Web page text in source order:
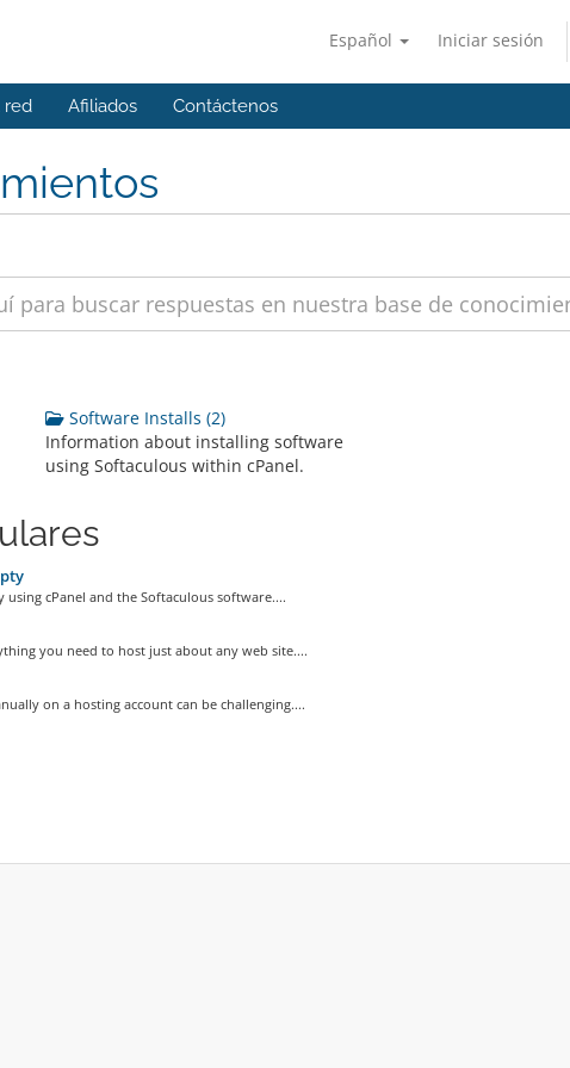
Español Iniciar sesión
red Afiliados Contáctenos
Software Installs (2)
Information about installing software
using Softaculous within cPanel.
cPanel and the Softaculous software....
you need to host just about any web site....
on a hosting account can be challenging....